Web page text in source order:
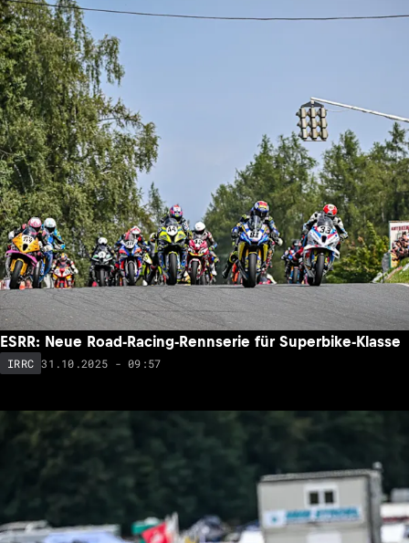
ESRR: Neue Road-Racing-Rennserie für Superbike-Klasse
IRRC 31.10.2025 - 09:57